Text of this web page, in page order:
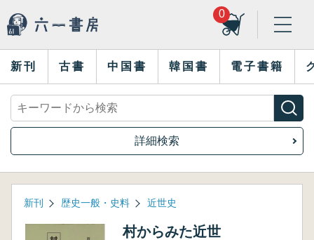
0
新刊 古書 中国書 韓国書 電子書籍
詳細検索
新刊 歴史一般・史料 近世史
村からみた近世